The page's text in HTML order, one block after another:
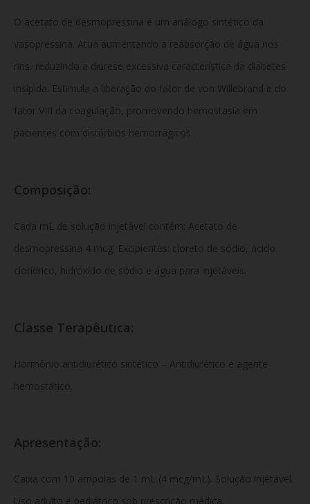
O acetato de desmopressina é um análogo sintético da
vasopressina. Atua aumentando a reabsorção de água nos
rins, reduzindo a diurese excessiva característica da diabetes
insípida. Estimula a liberação do fator de von Willebrand e do
fator VIII da coagulação, promovendo hemostasia em
pacientes com distúrbios hemorrágicos.
Composição:
Cada mL de solução injetável contém: Acetato de
desmopressina 4 mcg; Excipientes: cloreto de sódio, ácido
clorídrico, hidróxido de sódio e água para injetáveis.
Classe Terapêutica:
Hormônio antidiurético sintético – Antidiurético e agente
hemostático.
Apresentação:
Caixa com 10 ampolas de 1 mL (4 mcg/mL). Solução injetável.
Uso adulto e pediátrico sob prescrição médica.